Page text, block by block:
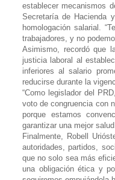
establecer mecanismos
Secretaría de Hacienda
homologación salarial.
trabajadores, y no
Asimismo, recordó que
justicia laboral al
inferiores al salario
reducirse durante la
“Como legislador del
voto de congruencia con
porque estamos
garantizar una mejor
Finalmente, Robell
autoridades, partidos,
que no solo sea más
una obligación ética y